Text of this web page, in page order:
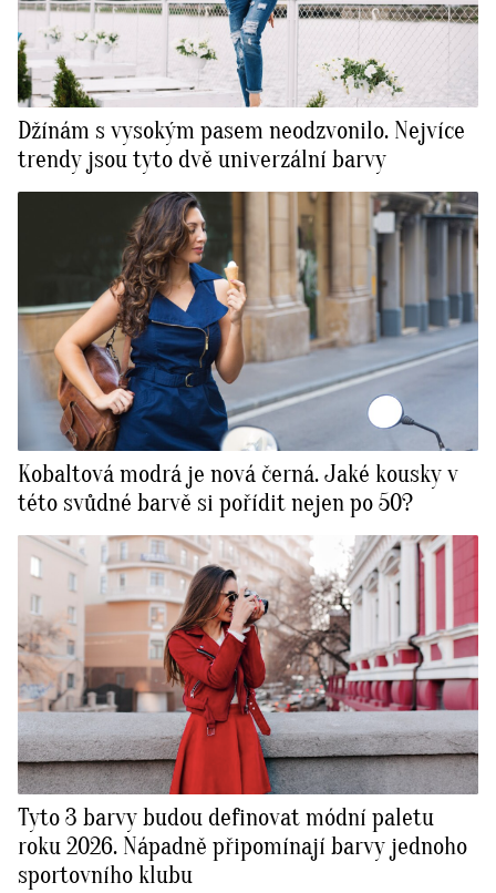
Džínám s vysokým pasem neodzvonilo. Nejvíce
trendy jsou tyto dvě univerzální barvy
Kobaltová modrá je nová černá. Jaké kousky v
této svůdné barvě si pořídit nejen po 50?
Tyto 3 barvy budou definovat módní paletu
roku 2026. Nápadně připomínají barvy jednoho
sportovního klubu